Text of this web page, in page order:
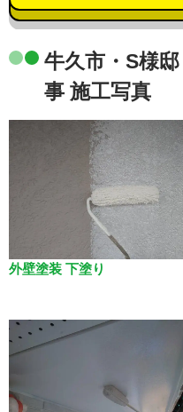
牛久市・S様
事 施工写真
外壁塗装 下塗り